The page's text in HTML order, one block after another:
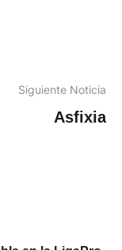
Siguiente Noticia
Asfixia